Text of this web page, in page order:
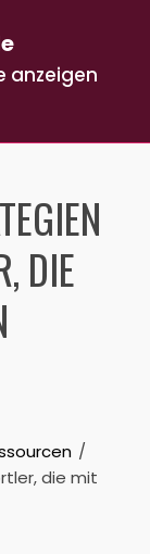
anzeigen
DIE
die mit